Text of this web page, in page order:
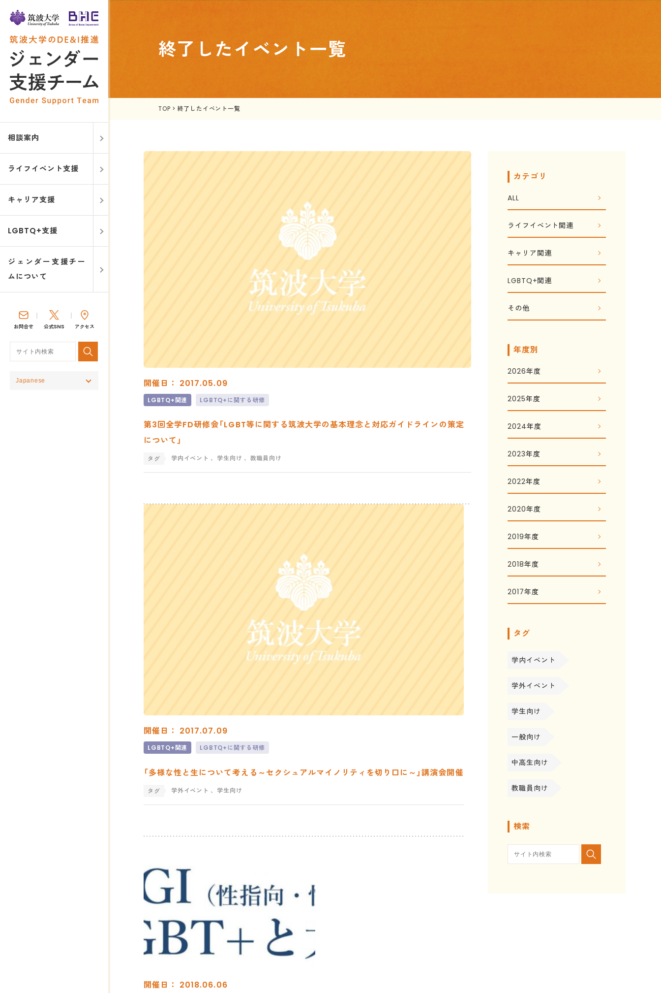
相談案内
ライフイベント支援
キャリア支援
LGBTQ+支援
ジェンダー支援チー
ムについて
お問合せ 公式SNS アクセス
終了したイベント一覧
TOP > 終了したイベント一覧
開催日： 2017.05.09
LGBTQ+関連 LGBTQ+に関する研修
第3回全学FD研修会「LGBT等に関する筑波大学の基本理念と対応ガイドラインの策定
について」
学内イベント 、学生向け 、教職員向け
開催日： 2017.07.09
LGBTQ+関連 LGBTQ+に関する研修
「多様な性と生について考える～セクシュアルマイノリティを切り口に～」講演会開催
学外イベント 、学生向け
開催日： 2018.06.06
カテゴリ
ALL
ライフイベント関連
キャリア関連
LGBTQ+関連
その他
年度別
2026年度
2025年度
2024年度
2023年度
2022年度
2020年度
2019年度
2018年度
2017年度
タグ
学内イベント
学外イベント
学生向け
一般向け
中高生向け
教職員向け
検索